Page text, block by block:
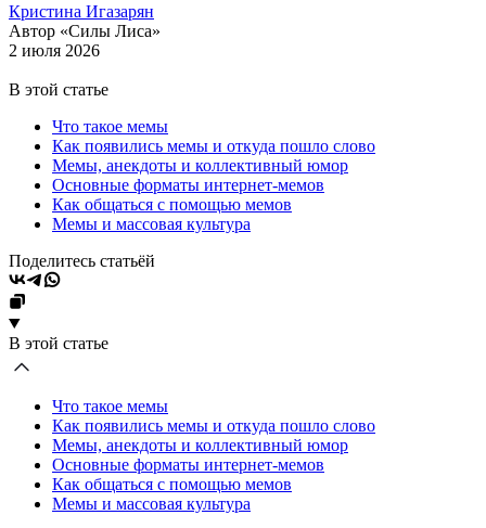
Кристина Игазарян
Автор «Силы Лиса»
2 июля 2026
В этой статье
Что такое мемы
Как появились мемы и откуда пошло слово
Мемы, анекдоты и коллективный юмор
Основные форматы интернет-мемов
Как общаться с помощью мемов
Мемы и массовая культура
Поделитесь статьёй
В этой статье
Что такое мемы
Как появились мемы и откуда пошло слово
Мемы, анекдоты и коллективный юмор
Основные форматы интернет-мемов
Как общаться с помощью мемов
Мемы и массовая культура